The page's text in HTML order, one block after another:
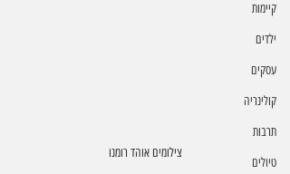
קיימות
ילדים
עסקים
קולינריה
תרבות
טיולים
צילומים אוהד רומנו